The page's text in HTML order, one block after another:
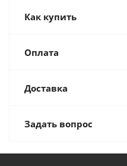
Как купить
Оплата
Доставка
Задать вопрос